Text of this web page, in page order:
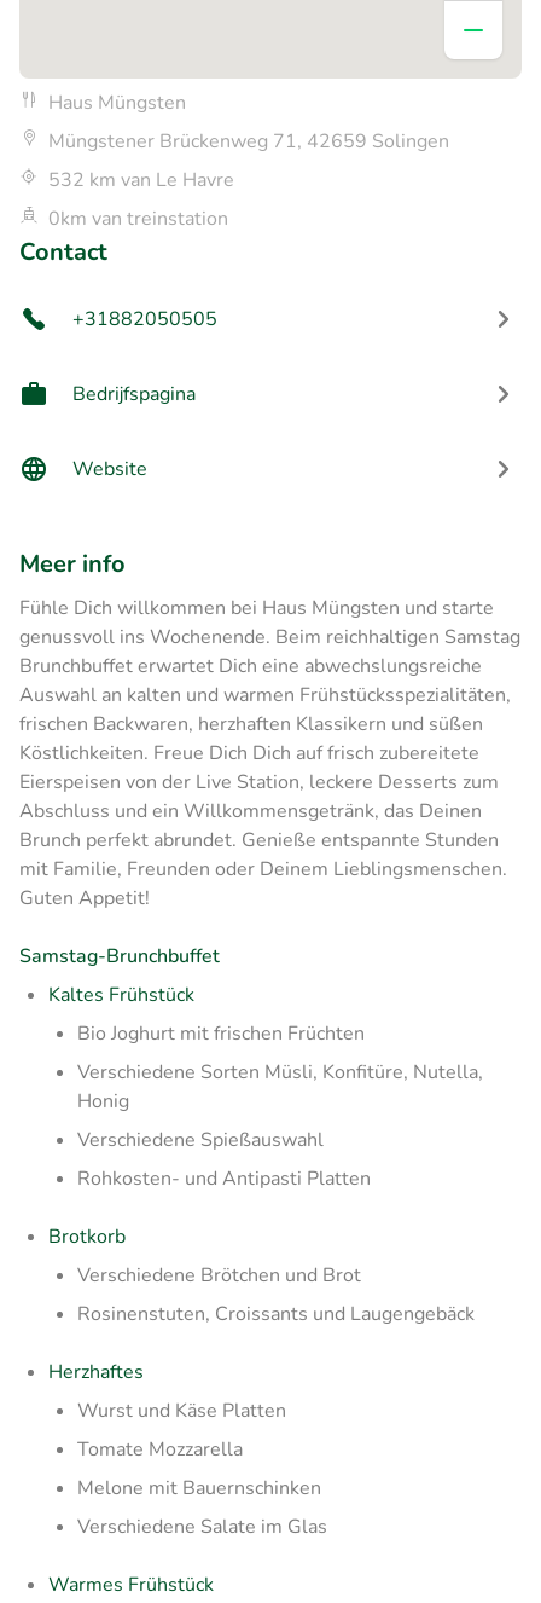
Haus Müngsten
Müngstener Brückenweg 71, 42659 Solingen
532 km van Le Havre
0km van treinstation
Contact
+31882050505
Bedrijfspagina
Website
Meer info
Fühle Dich willkommen bei Haus Müngsten und starte
genussvoll ins Wochenende. Beim reichhaltigen Samstag
Brunchbuffet erwartet Dich eine abwechslungsreiche
Auswahl an kalten und warmen Frühstücksspezialitäten,
frischen Backwaren, herzhaften Klassikern und süßen
Köstlichkeiten. Freue Dich Dich auf frisch zubereitete
Eierspeisen von der Live Station, leckere Desserts zum
Abschluss und ein Willkommensgetränk, das Deinen
Brunch perfekt abrundet. Genieße entspannte Stunden
mit Familie, Freunden oder Deinem Lieblingsmenschen.
Guten Appetit!
Samstag-Brunchbuffet
Kaltes Frühstück
Bio Joghurt mit frischen Früchten
Verschiedene Sorten Müsli, Konfitüre, Nutella,
Honig
Verschiedene Spießauswahl
Rohkosten- und Antipasti Platten
Brotkorb
Verschiedene Brötchen und Brot
Rosinenstuten, Croissants und Laugengebäck
Herzhaftes
Wurst und Käse Platten
Tomate Mozzarella
Melone mit Bauernschinken
Verschiedene Salate im Glas
Warmes Frühstück